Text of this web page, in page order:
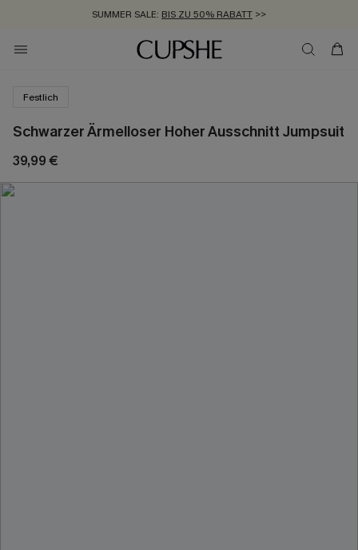
SUMMER SALE: BIS ZU 50% RABATT >>
ZUM NEWSLETTER:BIS ZU -20% EXTRA ERHALTEN
KOSTENLOSER VERSAND AB 89 €
Festlich
Schwarzer Ärmelloser Hoher Ausschnitt Jumpsuit
39,99 €